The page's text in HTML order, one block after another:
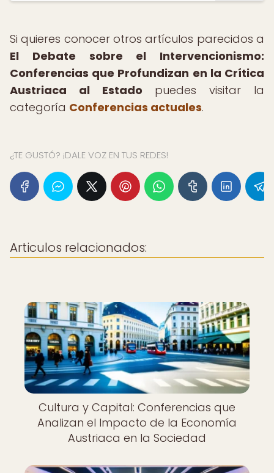
Si quieres conocer otros artículos parecidos a
El Debate sobre el Intervencionismo:
Conferencias que Profundizan en la Crítica
Austriaca al Estado puedes visitar la
categoría Conferencias actuales.
¿TE GUSTÓ? ¡DALE VOZ EN TUS REDES!
Articulos relacionados:
Cultura y Capital: Conferencias que
Analizan el Impacto de la Economía
Austriaca en la Sociedad